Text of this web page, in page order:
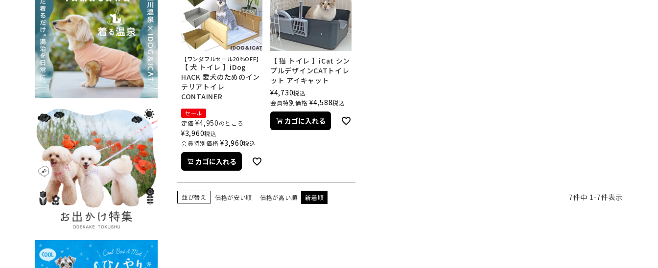
【ワンダフルセール20％OFF】
【 犬 トイレ 】iDog
HACK 愛犬のためのイン
テリアトイレ
CONTAINER
セール
定価 ¥4,950のところ
¥3,960税込
会員特別価格 ¥3,960税込
カゴに入れる
【 猫 トイレ 】iCat シン
プルデザインCATトイレ
ット アイキャット
¥4,730税込
会員特別価格 ¥4,588税込
カゴに入れる
並び替え 価格が安い順 価格が高い順 新着順 7件中 1-7件表示